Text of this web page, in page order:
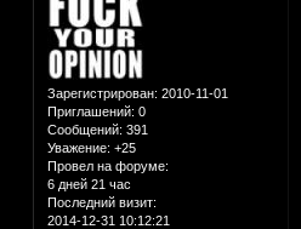
Зарегистрирован: 2010-11-01
Приглашений: 0
Сообщений: 391
Уважение: +25
Провел на форуме:
6 дней 21 час
Последний визит:
2014-12-31 10:12:21